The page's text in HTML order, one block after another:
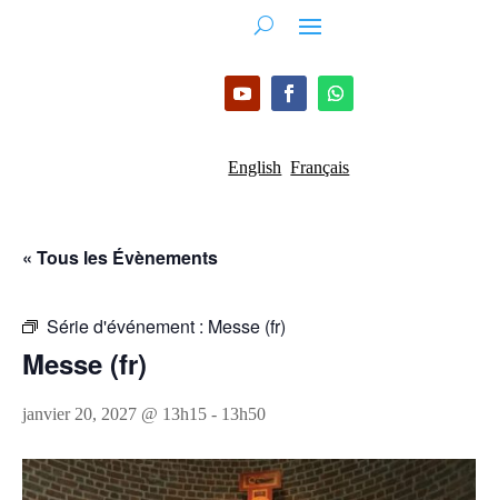
English Français
« Tous les Évènements
Série d'événement : Messe (fr)
Messe (fr)
janvier 20, 2027 @ 13h15 - 13h50